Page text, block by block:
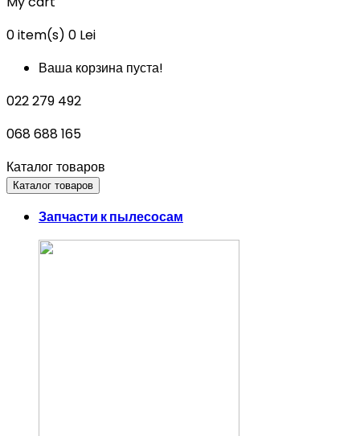
0item(s) 0 Lei
Ваша корзина пуста!
022 279 492
068 688 165
Каталог товаров
Каталог товаров
Запчасти к пылесосам